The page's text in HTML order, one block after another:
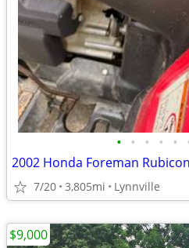
• • • • •
2002 Honda Foreman Rubicon
7/20 3,805mi Lynnville
$9,000